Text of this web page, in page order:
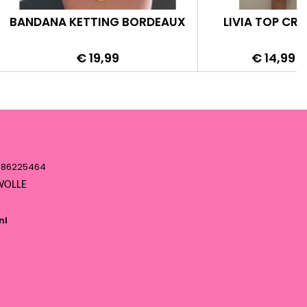
BANDANA KETTING BORDEAUX
Prijs
€ 19,99
LIVIA TOP
Prijs
€ 14,99